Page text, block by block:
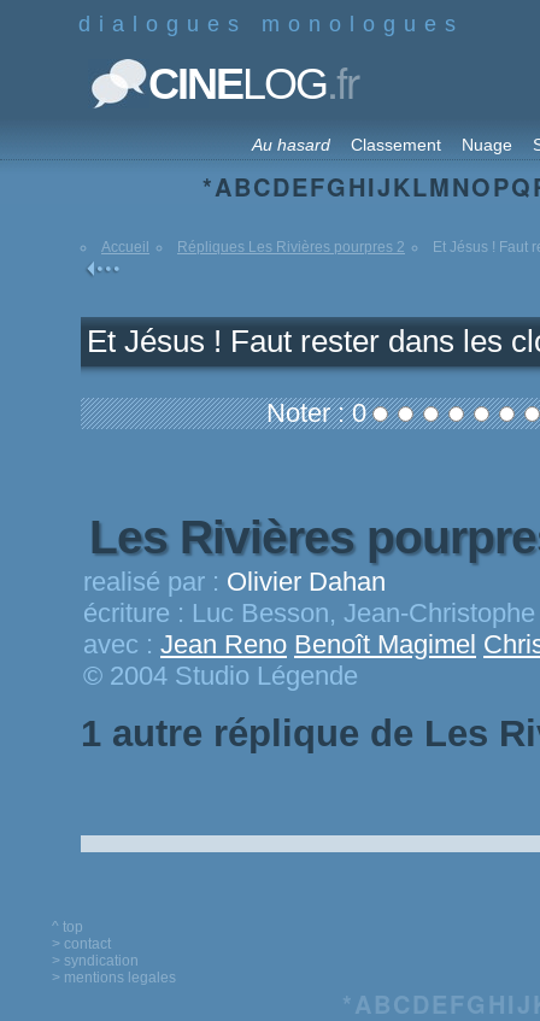
dialogues monologues
CINELOG.fr
Au hasard Classement Nuage
*ABCDEFGHIJKLMNOPQ
Accueil Répliques Les Rivières pourpres 2 Et Jésus ! Faut
Et Jésus ! Faut rester dans les
Noter : 0
Les Rivières
realisé par : Olivier Dahan
écriture : Luc Besson, Jean-
avec : Jean Reno Benoît Magimel
© 2004 Studio Légende
1 autre réplique de Les
^ top
> contact
> syndication
> mentions legales
*ABCDEFG HIJ